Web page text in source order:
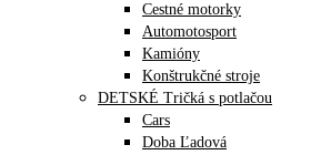
Cestné motorky
Automotosport
Kamióny
Konštrukčné stroje
DETSKÉ Tričká s potlačou
Cars
Doba Ľadová